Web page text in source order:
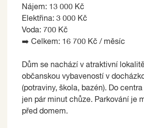
Nájem: 13 000 Kč
Elektřina: 3 000 Kč
Voda: 700 Kč
➡️ Celkem: 16 700 Kč / měsíc
Dům se nachází v atraktivní
občanskou vybaveností v
(potraviny, škola, bazén). Do
jen pár minut chůze. Parkování je
před domem.